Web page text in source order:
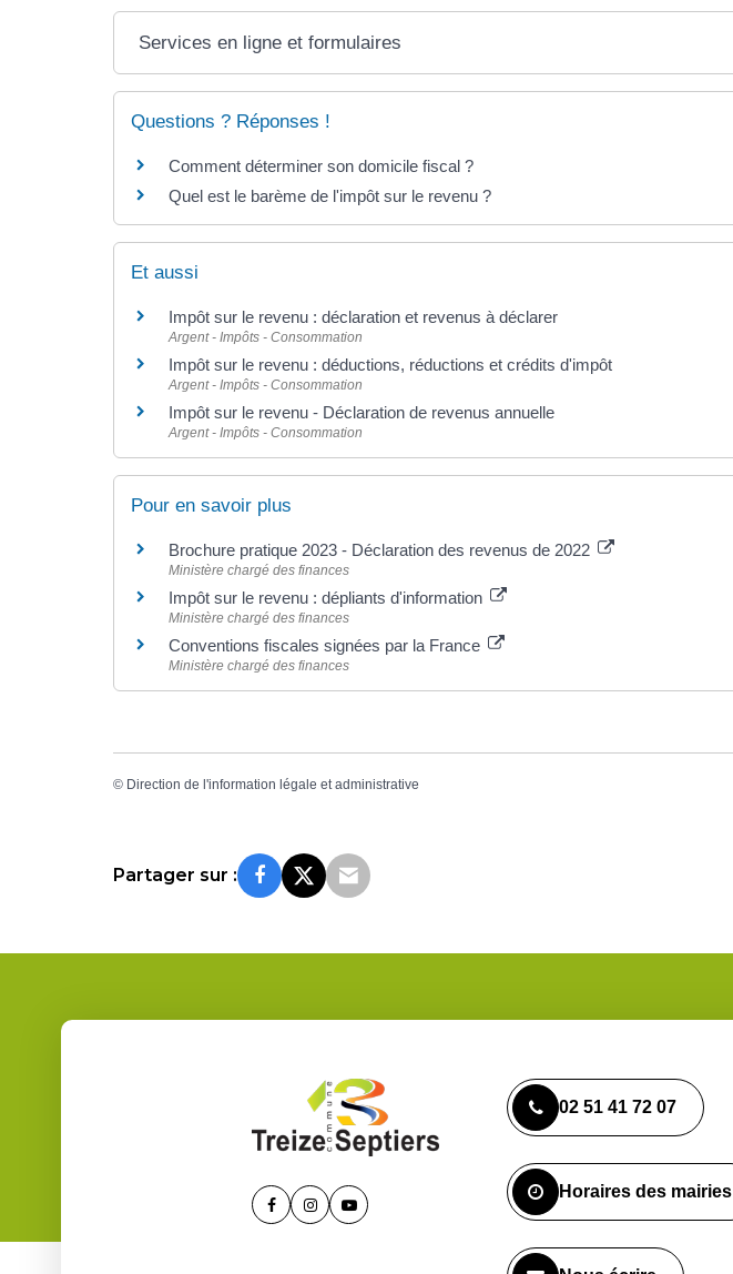
Services en ligne et formulaires
Questions ? Réponses !
Comment déterminer son domicile fiscal ?
Quel est le barème de l'impôt sur le revenu ?
Et aussi
Impôt sur le revenu : déclaration et revenus à déclarer
Argent - Impôts - Consommation
Impôt sur le revenu : déductions, réductions et crédits d'impôt
Argent - Impôts - Consommation
Impôt sur le revenu - Déclaration de revenus annuelle
Argent - Impôts - Consommation
Pour en savoir plus
Brochure pratique 2023 - Déclaration des revenus de 2022
Ministère chargé des finances
Impôt sur le revenu : dépliants d'information
Ministère chargé des finances
Conventions fiscales signées par la France
Ministère chargé des finances
© Direction de l'information légale et administrative
Partager sur :
Lien Lien Lien
02 51 41 72 07
Horaires des mairies